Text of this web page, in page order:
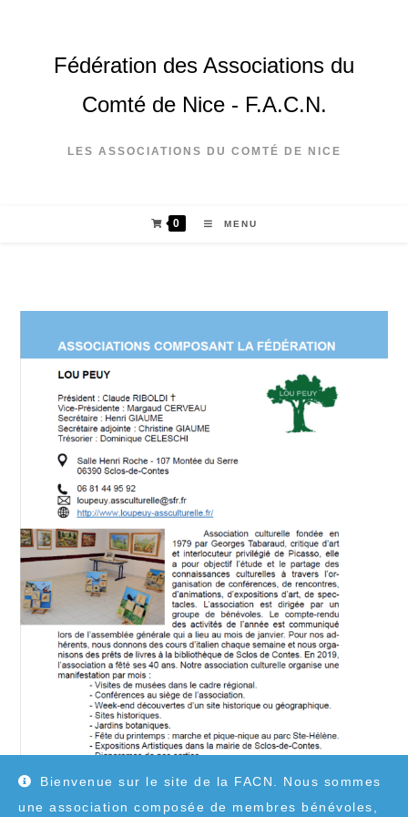
Bienvenue sur le site de la FACN. Nous sommes
une association composée de membres bénévoles,
Fédération des Associations du
Comté de Nice - F.A.C.N.
LES ASSOCIATIONS DU COMTÉ DE NICE
0 MENU